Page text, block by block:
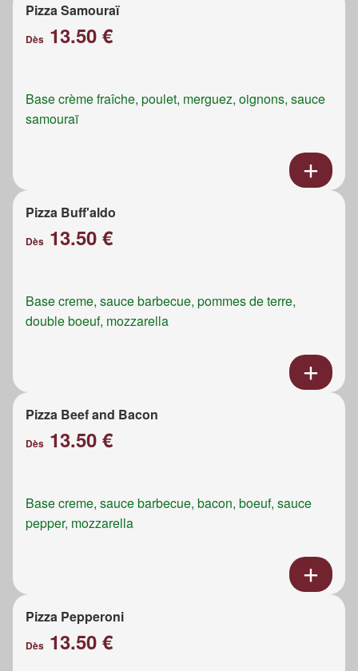
Pizza Samouraï
Dès 13.50 €
Base crème fraîche, poulet, merguez, oignons, sauce
samouraï
Pizza Buff'aldo
Dès 13.50 €
Base creme, sauce barbecue, pommes de terre,
double boeuf, mozzarella
Pizza Beef and Bacon
Dès 13.50 €
Base creme, sauce barbecue, bacon, boeuf, sauce
pepper, mozzarella
Pizza Pepperoni
Dès 13.50 €